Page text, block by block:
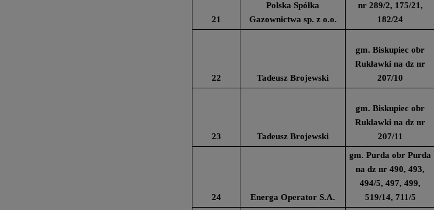
21
Polska Spółka
Gazownictwa sp. z o.o.
nr 289/2, 175/21,
182/24
22 Tadeusz Brojewski
gm. Biskupiec obr
Rukławki na dz nr
207/10
23 Tadeusz Brojewski
gm. Biskupiec obr
Rukławki na dz nr
207/11
24 Energa Operator S.A.
gm. Purda obr Purda
na dz nr 490, 493,
494/5, 497, 499,
519/14, 711/5